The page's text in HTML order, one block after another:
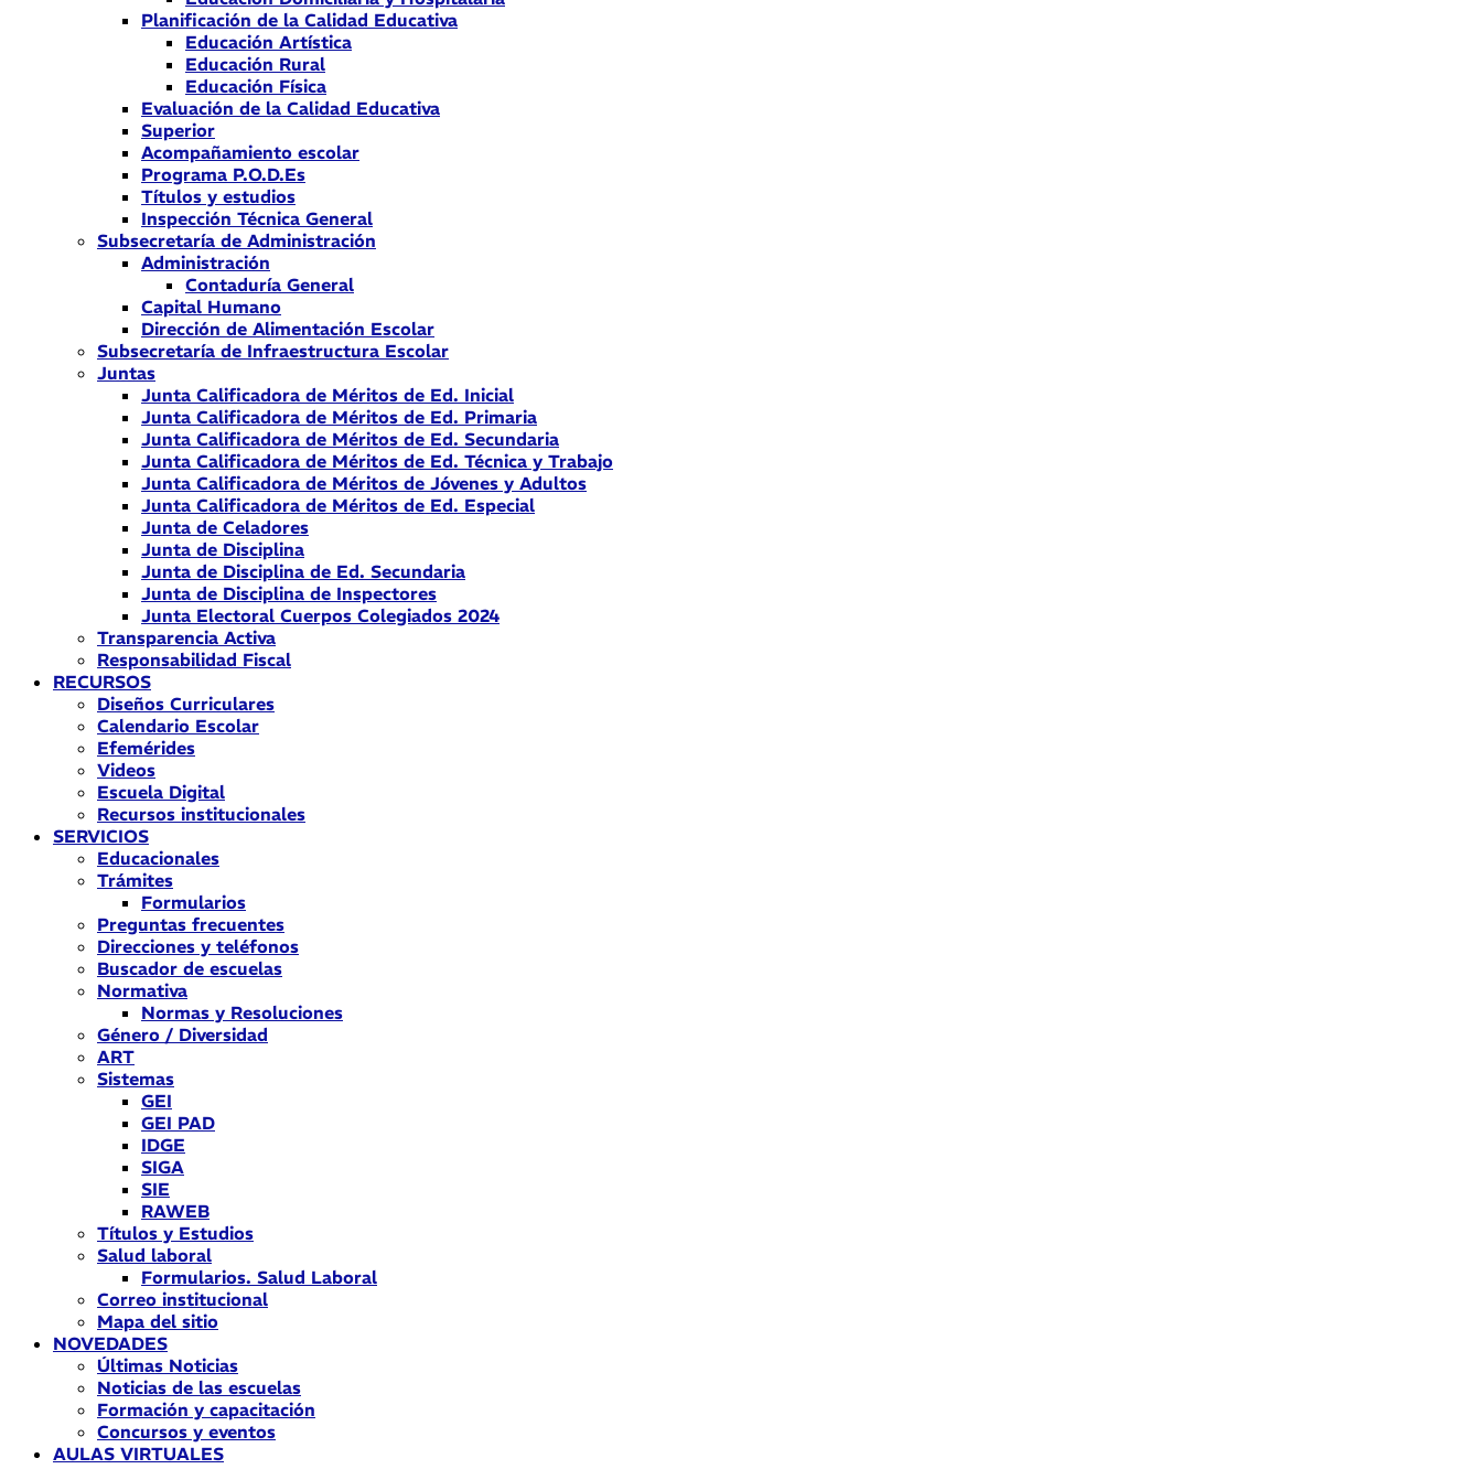
Planificación de la Calidad Educativa
Educación Artística
Educación Rural
Educación Física
Evaluación de la Calidad Educativa
Superior
Acompañamiento escolar
Programa P.O.D.Es
Títulos y estudios
Inspección Técnica General
Subsecretaría de Administración
Administración
Contaduría General
Capital Humano
Dirección de Alimentación Escolar
Subsecretaría de Infraestructura Escolar
Juntas
Junta Calificadora de Méritos de Ed. Inicial
Junta Calificadora de Méritos de Ed. Primaria
Junta Calificadora de Méritos de Ed. Secundaria
Junta Calificadora de Méritos de Ed. Técnica y Trabajo
Junta Calificadora de Méritos de Jóvenes y Adultos
Junta Calificadora de Méritos de Ed. Especial
Junta de Celadores
Junta de Disciplina
Junta de Disciplina de Ed. Secundaria
Junta de Disciplina de Inspectores
Junta Electoral Cuerpos Colegiados 2024
Transparencia Activa
Responsabilidad Fiscal
RECURSOS
Diseños Curriculares
Calendario Escolar
Efemérides
Videos
Escuela Digital
Recursos institucionales
SERVICIOS
Educacionales
Trámites
Formularios
Preguntas frecuentes
Direcciones y teléfonos
Buscador de escuelas
Normativa
Normas y Resoluciones
Género / Diversidad
ART
Sistemas
GEI
GEI PAD
IDGE
SIGA
SIE
RAWEB
Títulos y Estudios
Salud laboral
Formularios. Salud Laboral
Correo institucional
Mapa del sitio
NOVEDADES
Últimas Noticias
Noticias de las escuelas
Formación y capacitación
Concursos y eventos
AULAS VIRTUALES